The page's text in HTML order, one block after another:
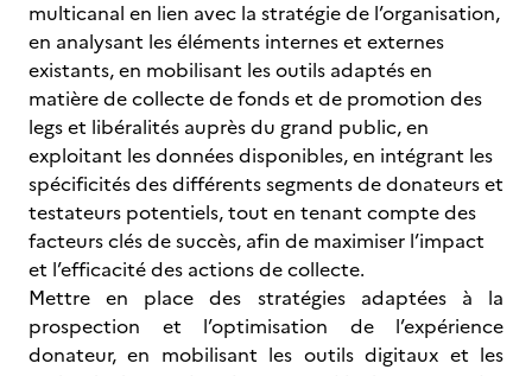
multicanal en lien avec la stratégie de l’organisation,
en analysant les éléments internes et externes
existants, en mobilisant les outils adaptés en
matière de collecte de fonds et de promotion des
legs et libéralités auprès du grand public, en
exploitant les données disponibles, en intégrant les
spécificités des différents segments de donateurs et
testateurs potentiels, tout en tenant compte des
facteurs clés de succès, afin de maximiser l’impact
et l’efficacité des actions de collecte.
Mettre en place des stratégies adaptées à la
prospection et l’optimisation de l’expérience
donateur, en mobilisant les outils digitaux et les